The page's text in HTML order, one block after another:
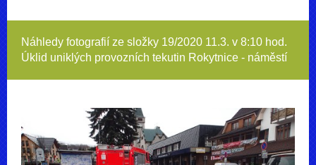
Náhledy fotografií ze složky 19/2020 11.3. v 8:10 hod.
Úklid uniklých provozních tekutin Rokytnice - náměstí